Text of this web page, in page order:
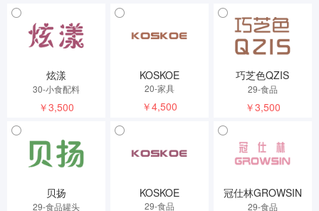
炫漾
30-小食配料
￥3,500
KOSKOE
20-家具
￥4,500
巧芝色QZIS
29-食品
￥3,500
贝扬
29-食品罐头
KOSKOE
29-食品
冠仕林GROWSIN
29-食品